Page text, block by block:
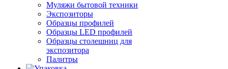
Муляжи бытовой техники
Экспозиторы
Образцы профилей
Образцы LED профилей
Образцы столешниц для
экспозитора
Палитры